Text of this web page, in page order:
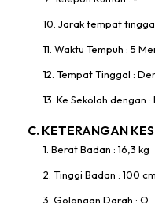
10. Jarak tempat
11. Waktu Tempuh : 5
12. Tempat Tinggal :
13. Ke Sekolah dengan
C. KETERANGAN
1. Berat Badan : 16,3 kg
2. Tinggi Badan : 100 cm
3. Golongan Darah : O